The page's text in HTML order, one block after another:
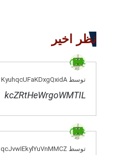
نظر اخیر
توسط KyuhqcUFaKDxgQxidA
kcZRtHeWrgoWMTIL
توسط qcJvwIEkylYuVnMMCZ